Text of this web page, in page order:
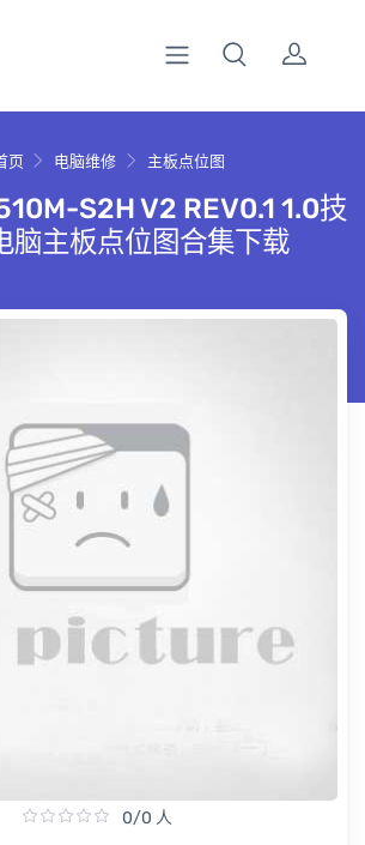
页 电脑维修 主板点位图
S2H V2 REV0.1 1.0技
脑主板点位图合集下载
0/0 人